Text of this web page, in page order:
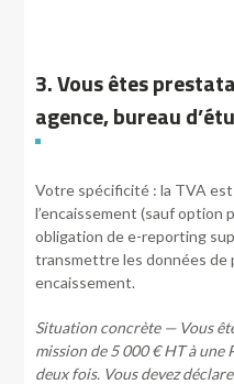
3. Vous êtes
agence, bureau
Votre spécificité : la TVA
l’encaissement (sauf option
obligation de e-reporting
transmettre les données de
encaissement.
Situation concrète — Vous
mission de 5 000 € HT à une
deux fois. Vous devez